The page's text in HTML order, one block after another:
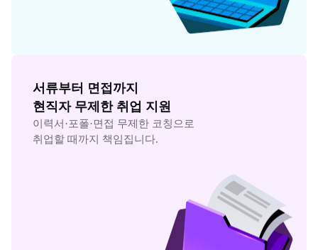
서류부터 면접까지
현직자 무제한 취업 지원
이력서·포폴·면접 무제한 코칭으로
취업할 때까지 책임집니다.